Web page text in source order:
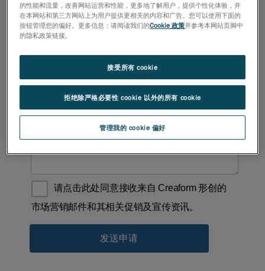
的性能和流量，改善网站运营和性能，更多地了解用户，提供个性化体验，并
在本网站和第三方网站上为用户提供更相关的内容和广告。您可以使用下面的
按钮管理您的偏好。更多信息：请阅读我们的Cookie 政策并参考本网站页脚中
的隐私政策链接。
管理我的 cookie 偏好
拒绝除严格必要性 cookie 以外的所有 cookie
接受所有 cookie